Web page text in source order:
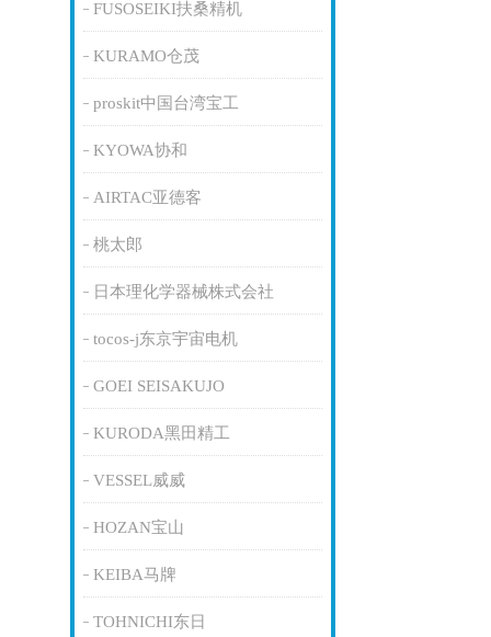
FUSOSEIKI扶桑精机
KURAMO仓茂
proskit中国台湾宝工
KYOWA协和
AIRTAC亚德客
桃太郎
日本理化学器械株式会社
tocos-j东京宇宙电机
GOEI SEISAKUJO
KURODA黑田精工
VESSEL威威
HOZAN宝山
KEIBA马牌
TOHNICHI东日